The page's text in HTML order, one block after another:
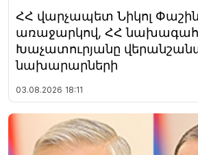
ՀՀ վարչապետ Նիկոլ
առաջարկով, ՀՀ
Խաչատուրյանը
նախարարների
03.08.2026 18:11